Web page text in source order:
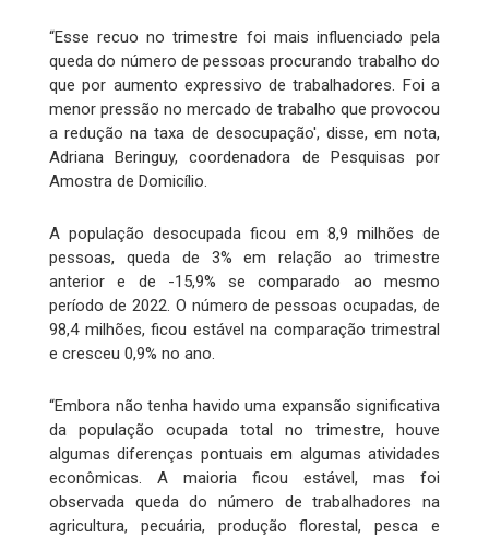
“Esse recuo no trimestre foi mais influenciado pela
queda do número de pessoas procurando trabalho do
que por aumento expressivo de trabalhadores. Foi a
menor pressão no mercado de trabalho que provocou
a redução na taxa de desocupação', disse, em nota,
Adriana Beringuy, coordenadora de Pesquisas por
Amostra de Domicílio.
A população desocupada ficou em 8,9 milhões de
pessoas, queda de 3% em relação ao trimestre
anterior e de -15,9% se comparado ao mesmo
período de 2022. O número de pessoas ocupadas, de
98,4 milhões, ficou estável na comparação trimestral
e cresceu 0,9% no ano.
“Embora não tenha havido uma expansão significativa
da população ocupada total no trimestre, houve
algumas diferenças pontuais em algumas atividades
econômicas. A maioria ficou estável, mas foi
observada queda do número de trabalhadores na
agricultura, pecuária, produção florestal, pesca e